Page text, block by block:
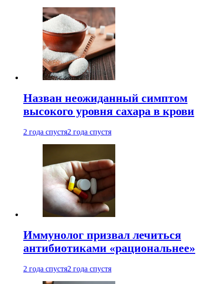
Назван неожиданный симптом
высокого уровня сахара в крови
2 года спустя2 года спустя
Иммунолог призвал лечиться
антибиотиками «рациональнее»
2 года спустя2 года спустя